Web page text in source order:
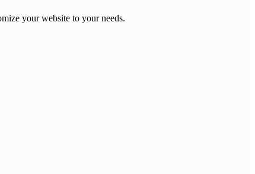
your website to your needs.